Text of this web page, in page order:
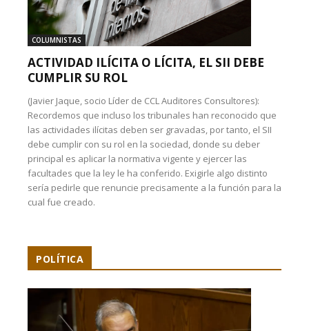
COLUMNISTAS
ACTIVIDAD ILÍCITA O LÍCITA, EL SII DEBE
CUMPLIR SU ROL
(Javier Jaque, socio Líder de CCL Auditores Consultores):
Recordemos que incluso los tribunales han reconocido que
las actividades ilícitas deben ser gravadas, por tanto, el SII
debe cumplir con su rol en la sociedad, donde su deber
principal es aplicar la normativa vigente y ejercer las
facultades que la ley le ha conferido. Exigirle algo distinto
sería pedirle que renuncie precisamente a la función para la
cual fue creado.
POLÍTICA